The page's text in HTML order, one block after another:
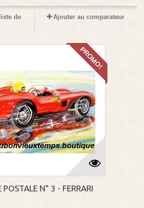
de
Ajouter au comparateur
PROMO!
POSTALE N° 3 - FERRARI